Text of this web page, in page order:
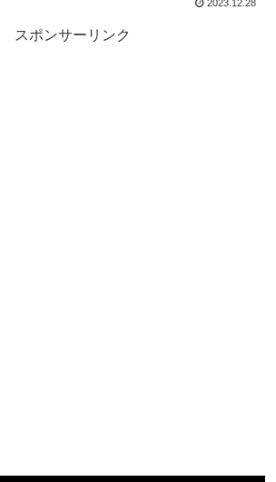
2023.12.28
スポンサーリンク